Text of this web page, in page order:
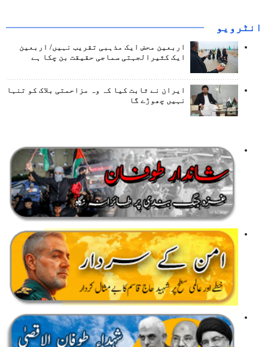
انٹرويو
اربعین محض ایک مذہبی تقریب نہیں/ اربعین
ایک کثیرالجہتی سماجی حقیقت بن چکا ہے
ایران نے ثابت کیا کہ وہ مزاحمتی بلاک کو تنہا
نہیں چھوڑے گا